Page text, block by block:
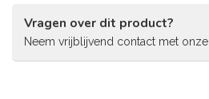
Vragen over dit product?
Neem vrijblijvend contact met onze